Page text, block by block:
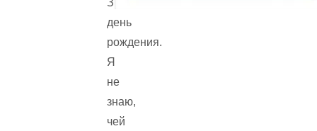
Забытый
день
рождения.
Я
не
знаю,
чей